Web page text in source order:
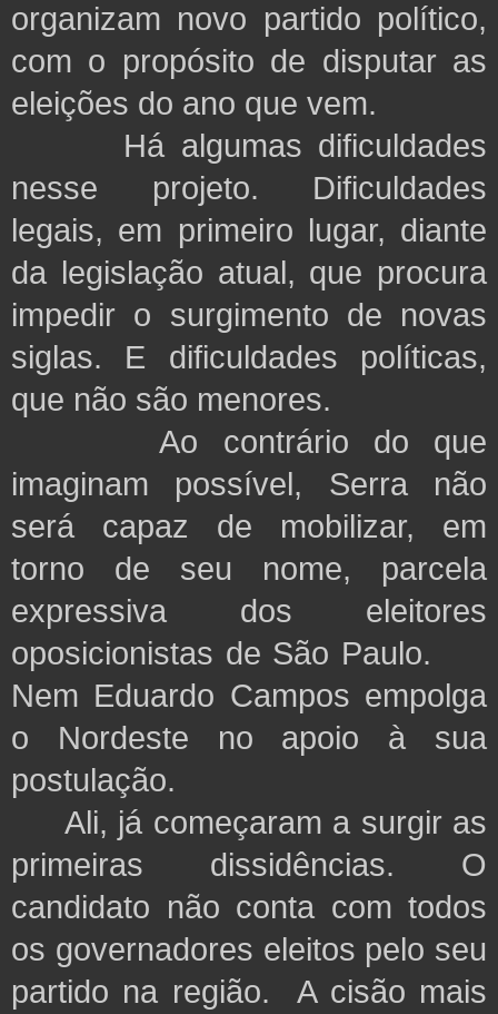
organizam novo partido político,
com o propósito de disputar as
eleições do ano que vem.
Há algumas dificuldades
nesse projeto. Dificuldades
legais, em primeiro lugar, diante
da legislação atual, que procura
impedir o surgimento de novas
siglas. E dificuldades políticas,
que não são menores.
Ao contrário do que
imaginam possível, Serra não
será capaz de mobilizar, em
torno de seu nome, parcela
expressiva dos eleitores
oposicionistas de São Paulo.
Nem Eduardo Campos empolga
o Nordeste no apoio à sua
postulação.
Ali, já começaram a surgir as
primeiras dissidências. O
candidato não conta com todos
os governadores eleitos pelo seu
partido na região. A cisão mais